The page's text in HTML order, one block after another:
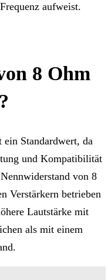
aufweist.
8 Ohm
Standardwert, da
und Kompatibilität
von 8
Verstärkern betrieben
Lautstärke mit
als mit einem